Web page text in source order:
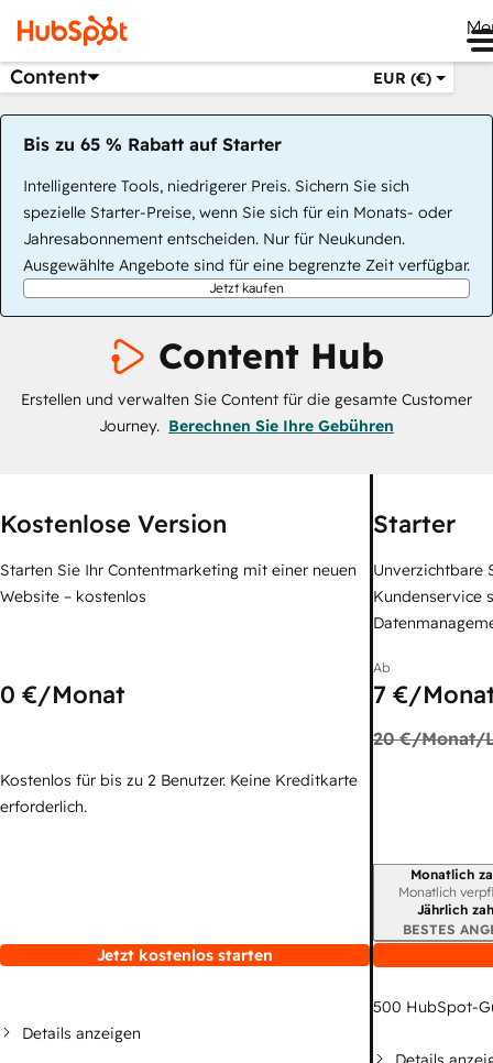
Content EUR (€)
Bis zu 65 % Rabatt auf Starter
Intelligentere Tools, niedrigerer Preis. Sichern Sie sich
spezielle Starter-Preise, wenn Sie sich für ein Monats- oder
Jahresabonnement entscheiden. Nur für Neukunden.
Ausgewählte Angebote sind für eine begrenzte Zeit verfügbar.
Jetzt kaufen
Content Hub
Erstellen und verwalten Sie Content für die gesamte Customer
Journey. Berechnen Sie Ihre Gebühren
Kostenlose Version
Starten Sie Ihr Contentmarketing mit einer neuen
Website – kostenlos
0 €/Monat
Kostenlos für bis zu 2 Benutzer. Keine Kreditkarte
erforderlich.
Jetzt kostenlos starten
Details anzeigen
Starter
Unverzichtbare
Kundenservice
Ab
7 €/
20 €/Monat/
Monatlich
Monatlich
Jährlich
BESTES
500 HubSpot-